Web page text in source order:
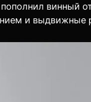
винный
и выдвижные